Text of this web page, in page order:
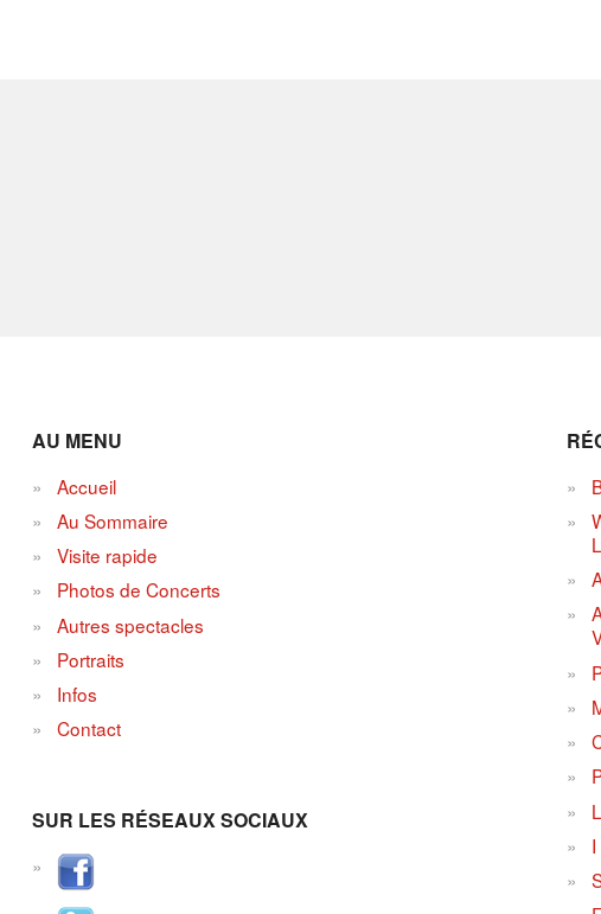
AU MENU
Accueil
Au Sommaire
Visite rapide
Photos de Concerts
Autres spectacles
Portraits
Infos
Contact
SUR LES RÉSEAUX SOCIAUX